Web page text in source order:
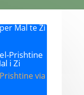
Prishtine
i Zi
via